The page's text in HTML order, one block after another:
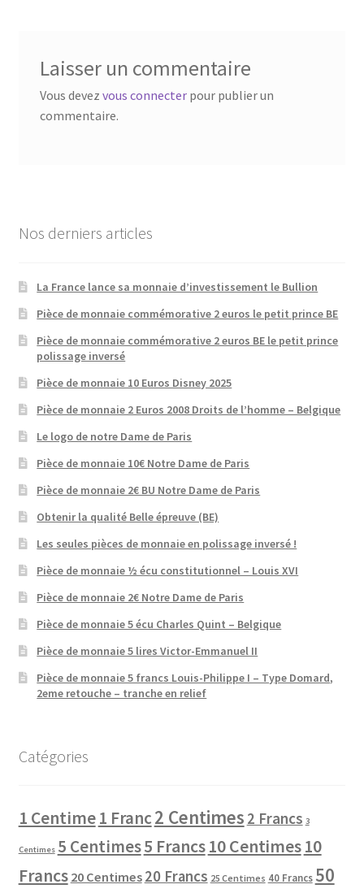
Laisser un commentaire
Vous devez vous connecterpour publier un
commentaire.
Nos derniers articles
La France lance sa monnaie d’investissement le Bullion
Pièce de monnaie commémorative 2 euros le petit prince BE
Pièce de monnaie commémorative 2 euros BE le petit prince
polissage inversé
Pièce de monnaie 10 Euros Disney 2025
Pièce de monnaie 2 Euros 2008 Droits de l’homme – Belgique
Le logo de notre Dame de Paris
Pièce de monnaie 10€ Notre Dame de Paris
Pièce de monnaie 2€ BU Notre Dame de Paris
Obtenir la qualité Belle épreuve (BE)
Les seules pièces de monnaie en polissage inversé !
Pièce de monnaie ½ écu constitutionnel – Louis XVI
Pièce de monnaie 2€ Notre Dame de Paris
Pièce de monnaie 5 écu Charles Quint – Belgique
Pièce de monnaie 5 lires Victor-Emmanuel II
Pièce de monnaie 5 francs Louis-Philippe I – Type Domard,
2eme retouche – tranche en relief
Catégories
1 Centime1 Franc2 Centimes 2 Francs 3
Centimes 5 Centimes5 Francs10 Centimes10
Francs 20 Centimes 20 Francs 25 Centimes 40 Francs 50